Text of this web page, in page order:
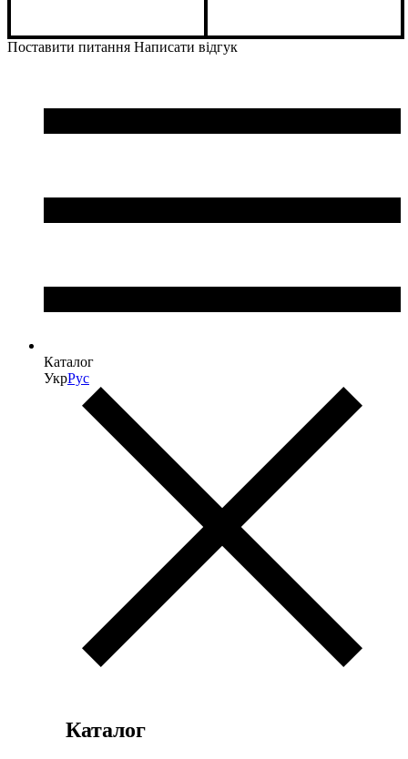
Поставити питання Написати відгук
Каталог
УкрРус
Каталог